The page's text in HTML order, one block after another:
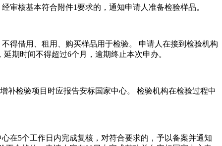
核基本符合附件1要求的，通知申请人准备检验样品。
借用、租用、购买样品用于检验。 申请人在接到检验机构
期时间不得超过6个月，逾期终止本次申办。
检验项目时应报告安标国家中心。 检验机构在检验过程中
在5个工作日内完成复核，对符合要求的，予以备案并通知